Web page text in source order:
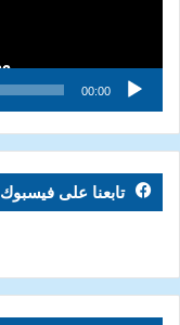
00:00
تابعنا على فيسبوك